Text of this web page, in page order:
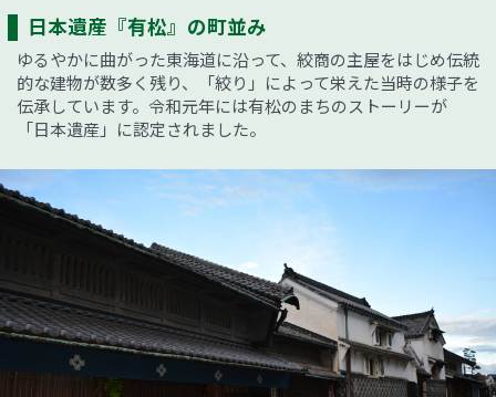
日本遺産『有松』の町並み
ゆるやかに曲がった東海道に沿って、絞商の主屋をはじめ伝統
的な建物が数多く残り、「絞り」によって栄えた当時の様子を
伝承しています。令和元年には有松のまちのストーリーが
「日本遺産」に認定されました。